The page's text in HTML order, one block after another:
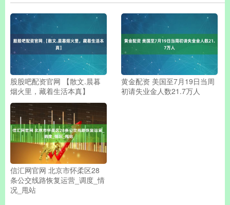
股股吧配资官网 【散文.晨暮
烟火里，藏着生活本真】
黄金配资 美国至7月19日当周
初请失业金人数21.7万人
信汇网官网 北京市怀柔区28
条公交线路恢复运营_调度_情
况_甩站